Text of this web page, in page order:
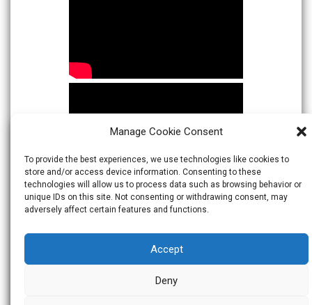
Manage Cookie Consent
To provide the best experiences, we use technologies like cookies to
store and/or access device information. Consenting to these
technologies will allow us to process data such as browsing behavior or
unique IDs on this site. Not consenting or withdrawing consent, may
adversely affect certain features and functions.
Accept
Deny